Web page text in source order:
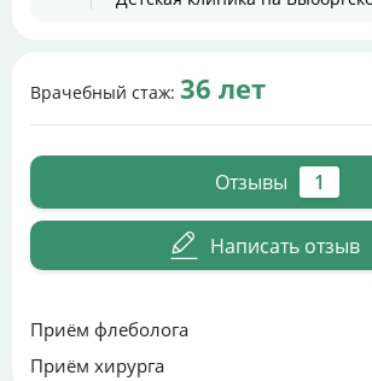
Врачебный стаж: 36 лет
Отзывы 1
Написать отзыв
Приём флеболога
Приём хирурга